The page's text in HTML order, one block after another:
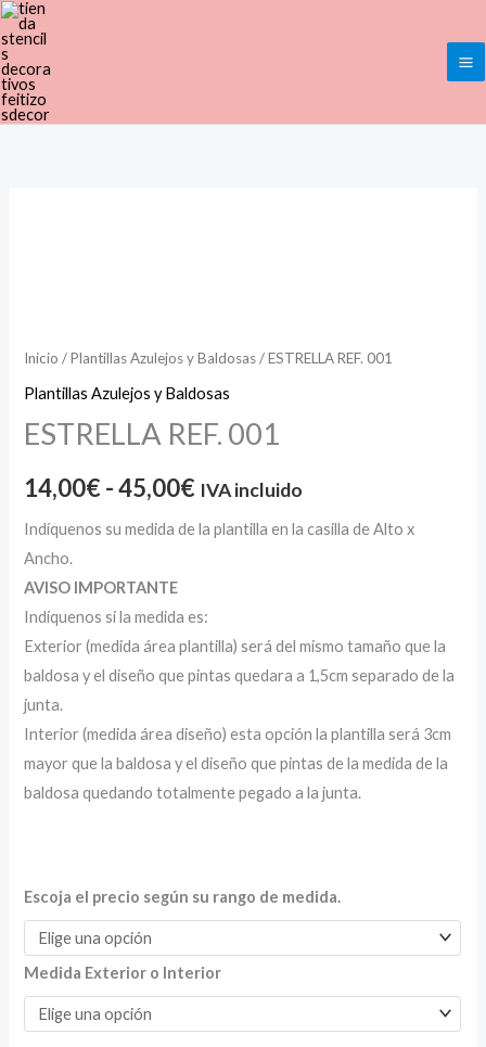
Ir
al
contenido
Inicio /Plantillas Azulejos y Baldosas/ ESTRELLA REF. 001
Plantillas Azulejos y Baldosas
ESTRELLA REF. 001
14,00€- 45,00€
desde
14,00€
hasta
45,00€
IVA incluido
Indíquenos su medida de la plantilla en la casilla de Alto x
Ancho.
AVISO IMPORTANTE
Indíquenos si la medida es:
Exterior (medida área plantilla) será del mismo tamaño que la
baldosa y el diseño que pintas quedara a 1,5cm separado de la
junta.
Interior (medida área diseño) esta opción la plantilla será 3cm
mayor que la baldosa y el diseño que pintas de la medida de la
baldosa quedando totalmente pegado a la junta.
Escoja el precio según su rango de medida.
Medida Exterior o Interior